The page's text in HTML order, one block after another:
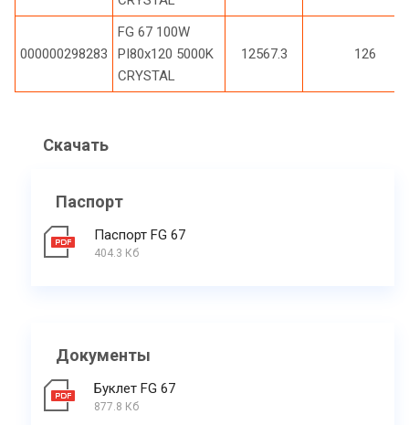
000000298283
FG 67 100W
PI80x120 5000K
CRYSTAL
12567.3 126
Скачать
Паспорт
Паспорт FG 67
404.3 Кб
Документы
Буклет FG 67
877.8 Кб